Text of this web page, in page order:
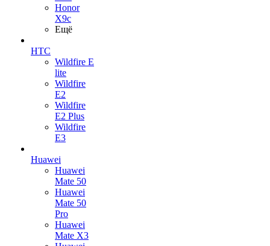
Honor
X9c
Ещё
HTC
Wildfire E
lite
Wildfire
E2
Wildfire
E2 Plus
Wildfire
E3
Huawei
Huawei
Mate 50
Huawei
Mate 50
Pro
Huawei
Mate X3